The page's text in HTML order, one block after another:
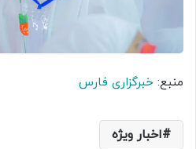
منبع: خبرگزاری فارس
اخبار ویژه